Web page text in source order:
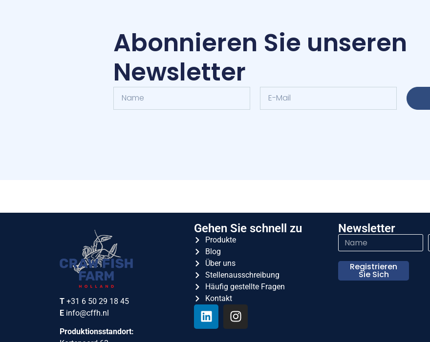
Abonnieren Sie unseren
Newsletter
T +31 6 50 29 18 45
E info@cffh.nl
Produktionsstandort:
Gehen Sie schnell zu
Produkte
Blog
Über uns
Stellenausschreibung
Häufig gestellte Fragen
Kontakt
Newsletter
Registrieren
Sie Sich